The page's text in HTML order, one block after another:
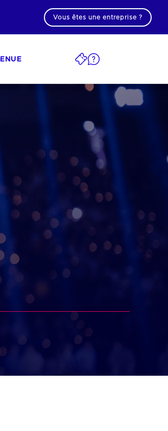
Vous êtes une entreprise ?